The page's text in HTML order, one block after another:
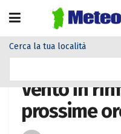
Cerca la tua località
Vento in
prossime